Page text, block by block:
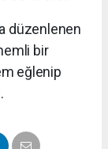
düzenlenen
bir
eğlenip